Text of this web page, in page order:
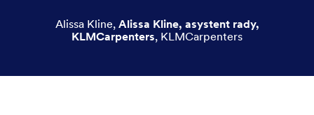
Alissa Kline, Alissa Kline, asystent rady,
KLMCarpenters, KLMCarpenters